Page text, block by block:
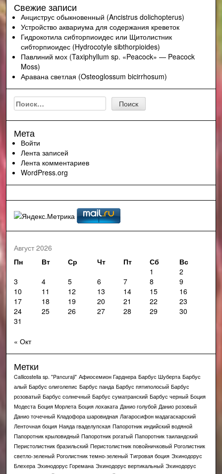
Свежие записи
Анциструс обыкновенный (Ancistrus dolichopterus)
Устройство аквариума для содержания креветок
Гидрокотила сибторпиоидес или Щитолистник
сибторпиоидес (Hydrocotyle sibthorpioides)
Павлиний мох (Taxiphyllum sp. «Peacock» — Peacock
Moss)
Аравана светлая (Osteoglossum bicirrhosum)
Найти:
Мета
Войти
Лента записей
Лента комментариев
WordPress.org
Август 2026
Пн
Вт Ср Чт Пт Сб
Вс
1
2
3
4 5 6 7 8
9
10
11 12 13 14 15
16
17
18 19 20 21 22
23
24
25 26 27 28 29
30
31
« Окт
Метки
Callicostella sp. "Pancuraji" Афиосемион Гарднера Барбус Шуберта Барбус
алый Барбус олиголепис Барбус панда Барбус пятиполосый Барбус
розоватый Барбус солнечный Барбус суматранский Барбус черный Боция
Модеста Боция Морлета Боция лохаката Данио голубой Данио розовый
Данио точечный Кладофора шаровидная Лагаросифон мадагаскарский
Ленточная боция Наяда гваделупская Папоротник индийский водяной
Папоротник крыловидный Папоротник рогатый Папоротник таиландский
Перистолистник бразильский Перистолистник повойничковый Роголистник
светло-зеленый Роголистник темно-зеленый Тигровая боция Эхинодорус
Блехера Эхинодорус Горемана Эхинодорус вертикальный Эхинодорус